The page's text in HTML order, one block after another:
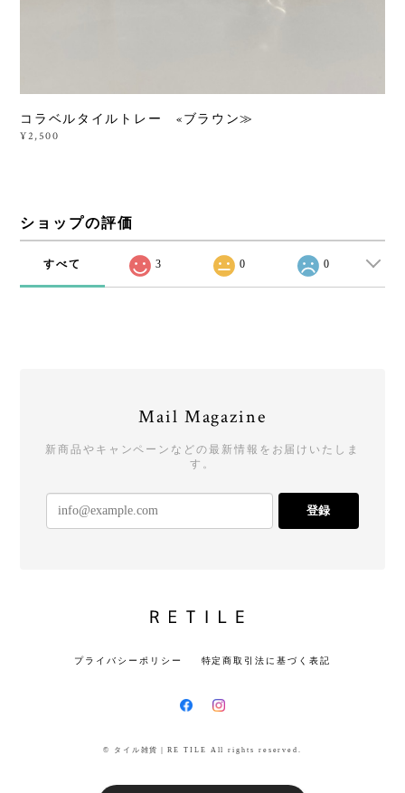
コラベルタイルトレー «ブラウン≫
¥2,500
ショップの評価
すべて 3 0 0
Mail Magazine
新商品やキャンペーンなどの最新情報をお届けいたしま
す。
登録
プライバシーポリシー 特定商取引法に基づく表記
© タイル雑貨｜RE TILE All rights reserved.